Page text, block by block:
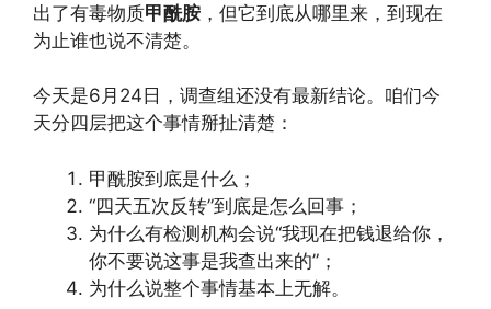
出了有毒物质甲酰胺 ，但它到底从哪里来，到现在
为止谁也说不清楚。
今天是6月24日，调查组还没有最新结论。咱们今
天分四层把这个事情掰扯清楚：
甲酰胺到底是什么；
“四天五次反转”到底是怎么回事；
为什么有检测机构会说“我现在把钱退给你，
你不要说这事是我查出来的”；
为什么说整个事情基本上无解。